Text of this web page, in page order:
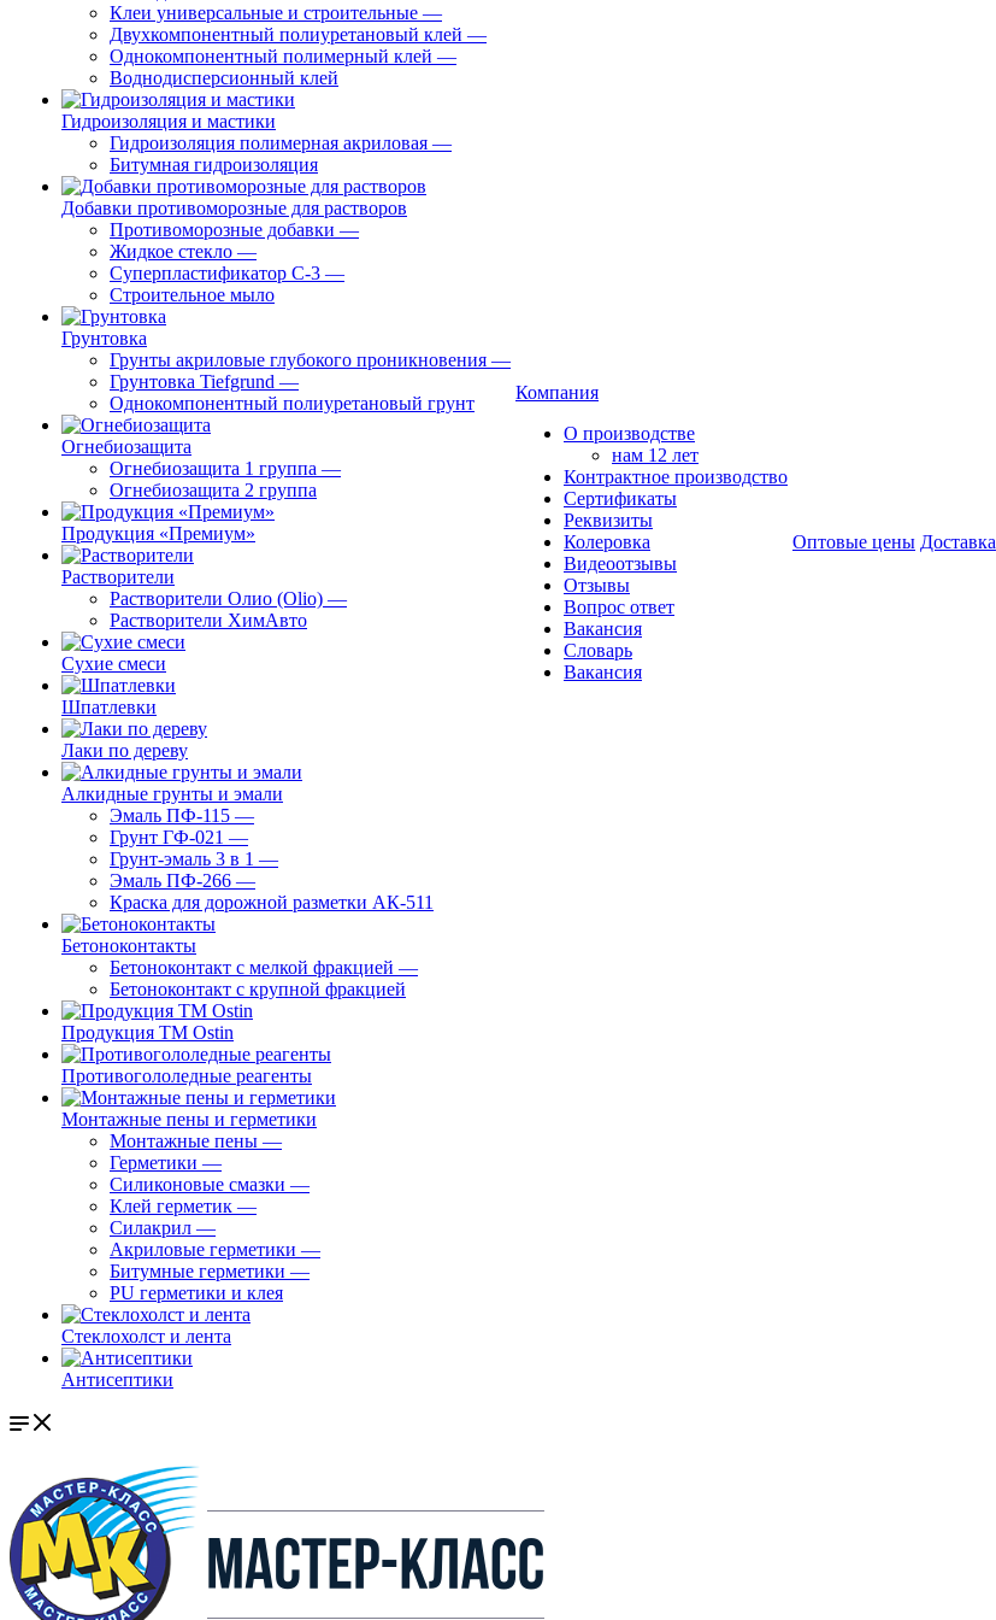
Клеи универсальные и строительные —
Двухкомпонентный полиуретановый клей —
Однокомпонентный полимерный клей —
Воднодисперсионный клей
Гидроизоляция и мастики
Гидроизоляция полимерная акриловая —
Битумная гидроизоляция
Добавки противоморозные для растворов
Противоморозные добавки —
Жидкое стекло —
Суперпластификатор С-3 —
Строительное мыло
Грунтовка
Грунты акриловые глубокого проникновения —
Грунтовка Tiefgrund —
Однокомпонентный полиуретановый грунт
Огнебиозащита
Огнебиозащита 1 группа —
Огнебиозащита 2 группа
Продукция «Премиум»
Растворители
Растворители Олио (Olio) —
Растворители ХимАвто
Сухие смеси
Шпатлевки
Лаки по дереву
Алкидные грунты и эмали
Эмаль ПФ-115 —
Грунт ГФ-021 —
Грунт-эмаль 3 в 1 —
Эмаль ПФ-266 —
Краска для дорожной разметки АК-511
Бетоноконтакты
Бетоноконтакт с мелкой фракцией —
Бетоноконтакт с крупной фракцией
Продукция ТМ Ostin
Противогололедные реагенты
Монтажные пены и герметики
Монтажные пены —
Герметики —
Силиконовые смазки —
Клей герметик —
Силакрил —
Акриловые герметики —
Битумные герметики —
PU герметики и клея
Стеклохолст и лента
Антисептики
Компания
О производстве
нам 12 лет
Контрактное производство
Сертификаты
Реквизиты
Колеровка
Видеоотзывы
Отзывы
Вопрос ответ
Вакансия
Словарь
Вакансия
Оптовые цены Доставка